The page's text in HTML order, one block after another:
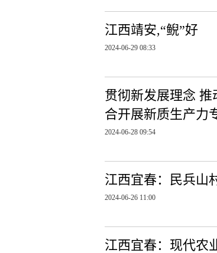
江西靖安,“鲵”好
2024-06-29 08:33
贯彻新发展理念
合开展新质生产力
2024-06-28 09:54
江西宜春：民兵山
2024-06-26 11:00
江西宜春：现代农